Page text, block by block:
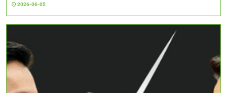
2026-06-05